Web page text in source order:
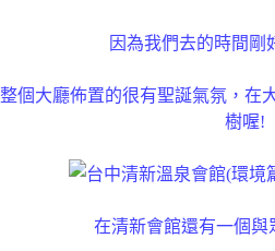
因為我們去的時間剛
整個大廳佈置的很有聖誕氣氛，在
樹喔!
在清新會館還有一個與